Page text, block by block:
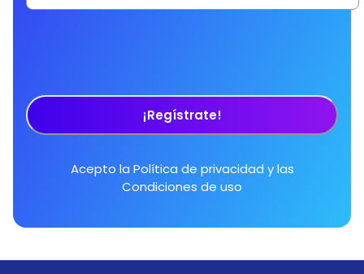
¡Regístrate!
Acepto la Política de privacidad y las
Condiciones de uso